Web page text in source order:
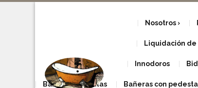
Nosotros
Liquidación
Innodoros
Bañeras con patas Bañeras con